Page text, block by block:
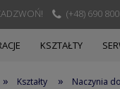
(+48) 690
KSZTAŁTY
» Kształty » Naczynia